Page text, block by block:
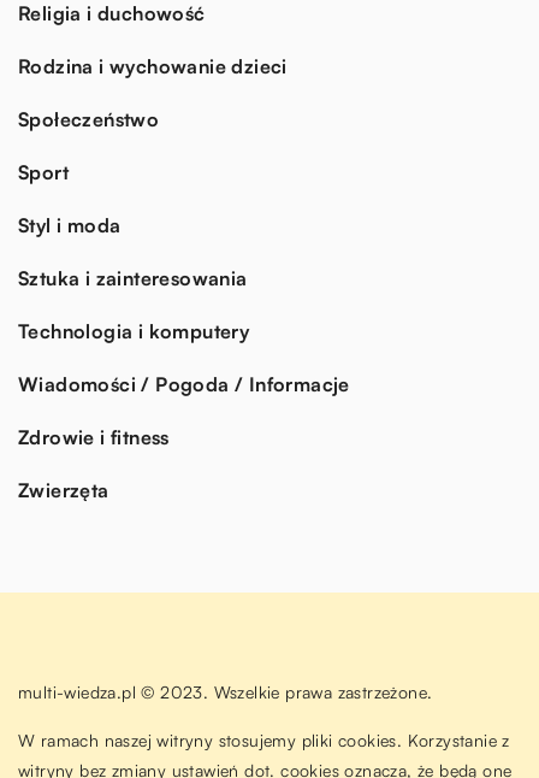
Religia i duchowość
Rodzina i wychowanie dzieci
Społeczeństwo
Sport
Styl i moda
Sztuka i zainteresowania
Technologia i komputery
Wiadomości / Pogoda / Informacje
Zdrowie i fitness
Zwierzęta
multi-wiedza.pl © 2023. Wszelkie prawa zastrzeżone.
W ramach naszej witryny stosujemy pliki cookies. Korzystanie z
witryny bez zmiany ustawień dot. cookies oznacza, że będą one